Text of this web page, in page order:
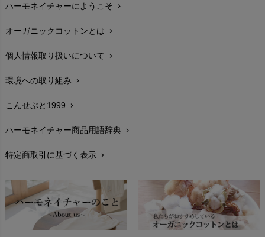
配送と送料chevron_right
在庫状況と発送予定chevron_right
サイズ・寸法chevron_right
生地・素材chevron_right
お手入れについて
レビューを書こうchevron_right
返品交換chevron_right
FAXでのご注文
お問い合わせchevron_right
ハーモネイチャーにようこそ chevron_right
オーガニックコットンとは chevron_right
個人情報取り扱いについて chevron_right
環境への取り組み chevron_right
こんせぷと1999 chevron_right
ハーモネイチャー商品用語辞典 chevron_right
特定商取引に基づく表示 chevron_right